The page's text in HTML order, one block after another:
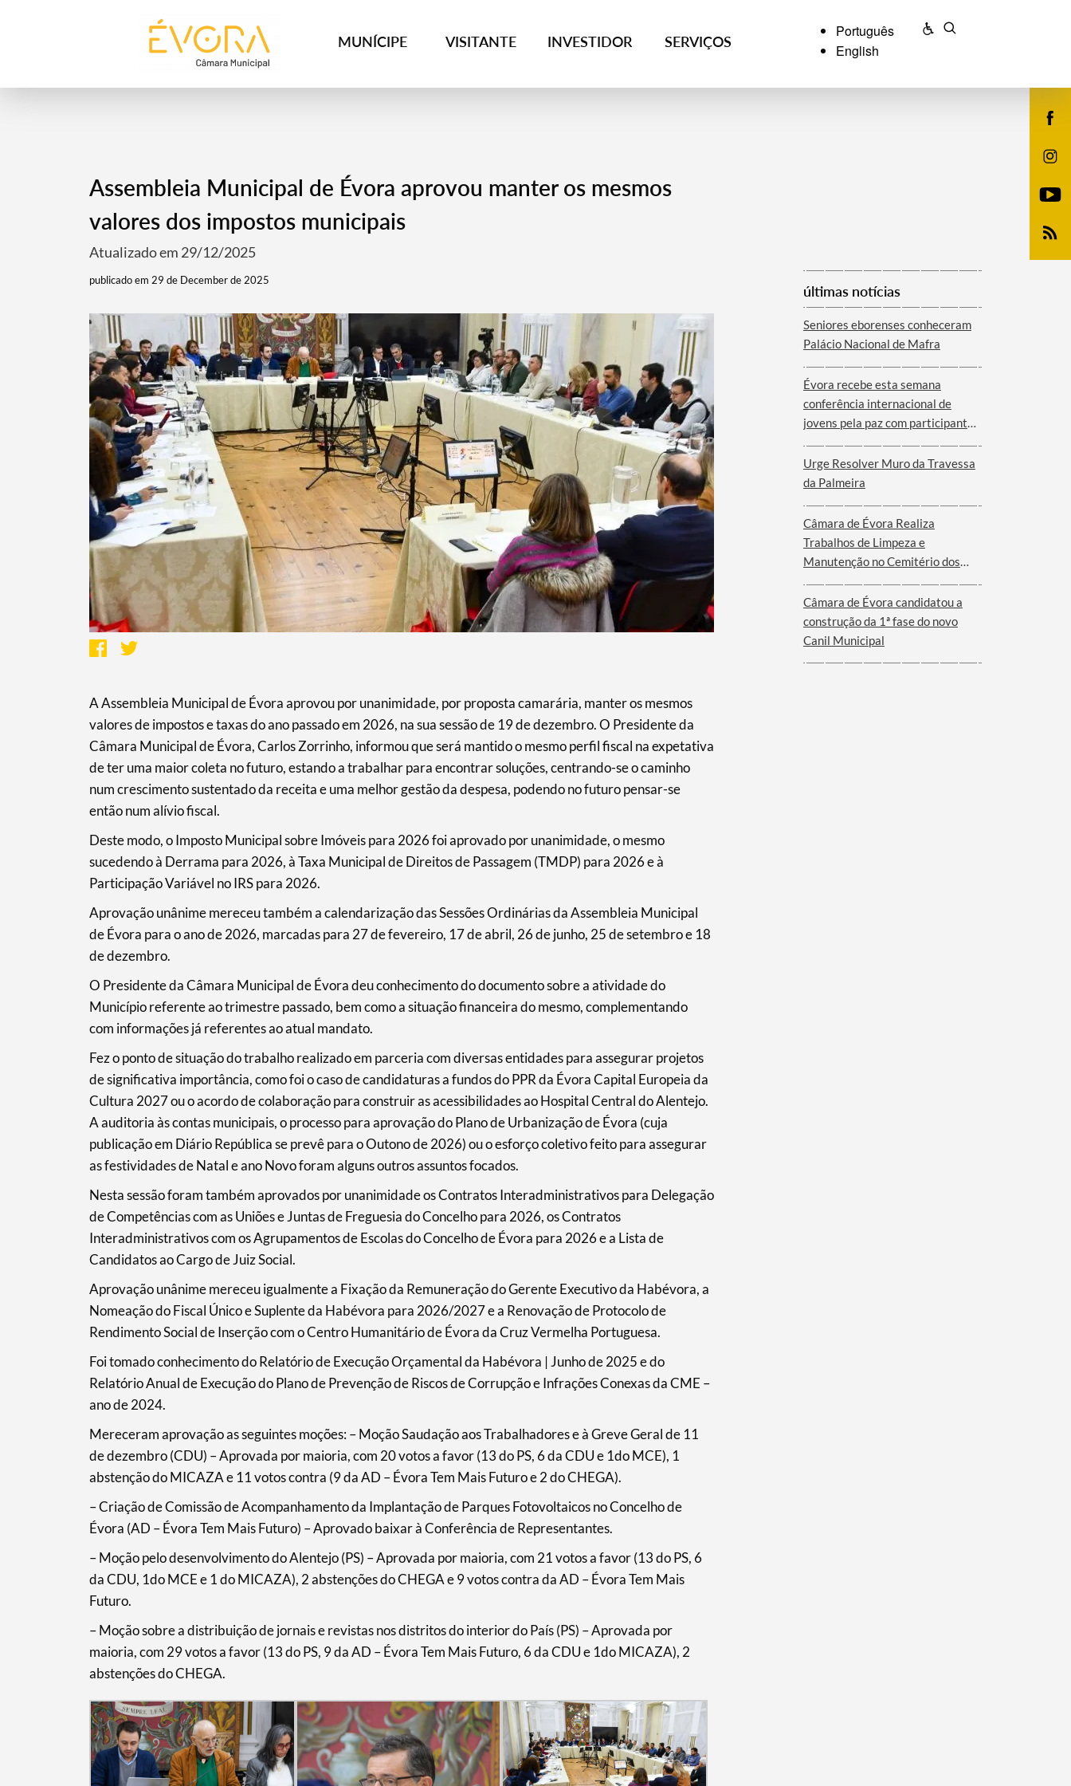
MUNÍCIPE VISITANTE INVESTIDOR SERVIÇOS
Português
English
Termo de Pesquisa
Assembleia Municipal de Évora aprovou manter os mesmos
valores dos impostos municipais
Atualizado em 29/12/2025
publicado em 29 de December de 2025
A Assembleia Municipal de Évora aprovou por unanimidade, por proposta camarária, manter os mesmos
valores de impostos e taxas do ano passado em 2026, na sua sessão de 19 de dezembro. O Presidente da
Câmara Municipal de Évora, Carlos Zorrinho, informou que será mantido o mesmo perfil fiscal na expetativa
de ter uma maior coleta no futuro, estando a trabalhar para encontrar soluções, centrando-se o caminho
num crescimento sustentado da receita e uma melhor gestão da despesa, podendo no futuro pensar-se
então num alívio fiscal.
Deste modo, o Imposto Municipal sobre Imóveis para 2026 foi aprovado por unanimidade, o mesmo
sucedendo à Derrama para 2026, à Taxa Municipal de Direitos de Passagem (TMDP) para 2026 e à
Participação Variável no IRS para 2026.
Aprovação unânime mereceu também a calendarização das Sessões Ordinárias da Assembleia Municipal
de Évora para o ano de 2026, marcadas para 27 de fevereiro, 17 de abril, 26 de junho, 25 de setembro e 18
de dezembro.
O Presidente da Câmara Municipal de Évora deu conhecimento do documento sobre a atividade do
Município referente ao trimestre passado, bem como a situação financeira do mesmo, complementando
com informações já referentes ao atual mandato.
Fez o ponto de situação do trabalho realizado em parceria com diversas entidades para assegurar projetos
de significativa importância, como foi o caso de candidaturas a fundos do PPR da Évora Capital Europeia da
Cultura 2027 ou o acordo de colaboração para construir as acessibilidades ao Hospital Central do Alentejo.
A auditoria às contas municipais, o processo para aprovação do Plano de Urbanização de Évora (cuja
publicação em Diário República se prevê para o Outono de 2026) ou o esforço coletivo feito para assegurar
as festividades de Natal e ano Novo foram alguns outros assuntos focados.
Nesta sessão foram também aprovados por unanimidade os Contratos Interadministrativos para Delegação
de Competências com as Uniões e Juntas de Freguesia do Concelho para 2026, os Contratos
Interadministrativos com os Agrupamentos de Escolas do Concelho de Évora para 2026 e a Lista de
Candidatos ao Cargo de Juiz Social.
Aprovação unânime mereceu igualmente a Fixação da Remuneração do Gerente Executivo da Habévora, a
Nomeação do Fiscal Único e Suplente da Habévora para 2026/2027 e a Renovação de Protocolo de
Rendimento Social de Inserção com o Centro Humanitário de Évora da Cruz Vermelha Portuguesa.
Foi tomado conhecimento do Relatório de Execução Orçamental da Habévora | Junho de 2025 e do
Relatório Anual de Execução do Plano de Prevenção de Riscos de Corrupção e Infrações Conexas da CME –
ano de 2024.
Mereceram aprovação as seguintes moções: – Moção Saudação aos Trabalhadores e à Greve Geral de 11
de dezembro (CDU) – Aprovada por maioria, com 20 votos a favor (13 do PS, 6 da CDU e 1do MCE), 1
abstenção do MICAZA e 11 votos contra (9 da AD – Évora Tem Mais Futuro e 2 do CHEGA).
– Criação de Comissão de Acompanhamento da Implantação de Parques Fotovoltaicos no Concelho de
Évora (AD – Évora Tem Mais Futuro) – Aprovado baixar à Conferência de Representantes.
– Moção pelo desenvolvimento do Alentejo (PS) – Aprovada por maioria, com 21 votos a favor (13 do PS, 6
da CDU, 1do MCE e 1 do MICAZA), 2 abstenções do CHEGA e 9 votos contra da AD – Évora Tem Mais
Futuro.
– Moção sobre a distribuição de jornais e revistas nos distritos do interior do País (PS) – Aprovada por
maioria, com 29 votos a favor (13 do PS, 9 da AD – Évora Tem Mais Futuro, 6 da CDU e 1do MICAZA), 2
abstenções do CHEGA.
últimas notícias
Seniores eborenses conheceram
Palácio Nacional de Mafra
Évora recebe esta semana
conferência internacional de
jovens pela paz com participantes
Urge Resolver Muro da Travessa
da Palmeira
Câmara de Évora Realiza
Trabalhos de Limpeza e
Manutenção no Cemitério dos
Câmara de Évora candidatou a
construção da 1ª fase do novo
Canil Municipal